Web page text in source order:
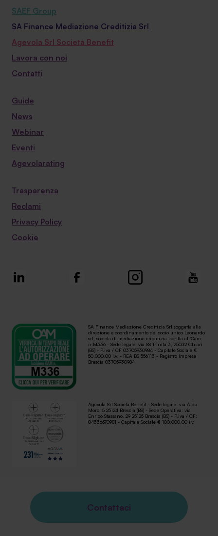
SAEF Group
SA Finance Mediazione Creditizia Srl
Agevola Srl Società Benefit
Lavora con noi
Contatti
Guide
News
Webinar
Eventi
Agevolarating
Trasparenza
Reclami
Privacy Policy
Cookie
SA Finance Mediazione Creditizia Srl soggetta alla
direzione e coordinamento del socio unico Leonardo
srl, società di mediazione creditizia iscritta all'Oam
n.M336 - Sede legale: via SS Trinità 3, 25032 Chiari
(BS) - P.iva / CF 03705930984 - Capitale Sociale €
50.000,00 i.v. - REA BS 556113 - Registro Imprese
Brescia 03705930984
Agevola Srl Società Benefit - Sede legale: via Aldo
Moro, 5 25124 Brescia (BS) - Sede Operativa: via
Enrico Stassano, 29 25125 Brescia (BS) - P.iva / CF:
04336670981 - Capitale Sociale € 100.000,00 i.v.
Contattaci